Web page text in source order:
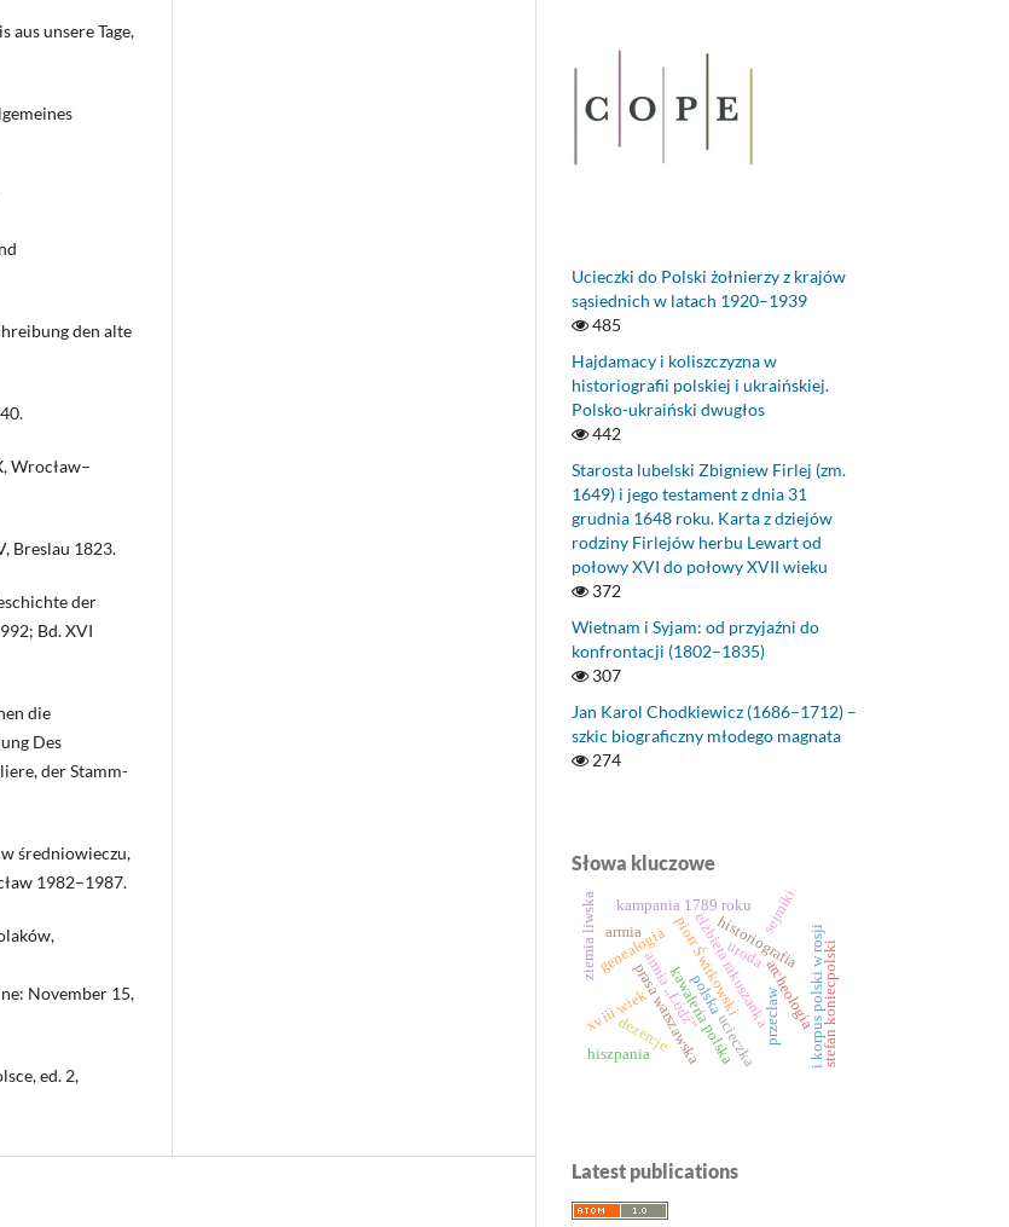
aus unsere Tage,
den alte
Wrocław–
Breslau 1823.
der
Bd. XVI
die
Des
der Stamm-
średniowieczu,
1982–1987.
November 15,
ed. 2,
Ucieczki do Polski żołnierzy z krajów
sąsiednich w latach 1920–1939
485
Hajdamacy i koliszczyzna w
historiografii polskiej i ukraińskiej.
Polsko-ukraiński dwugłos
442
Starosta lubelski Zbigniew Firlej (zm.
1649) i jego testament z dnia 31
grudnia 1648 roku. Karta z dziejów
rodziny Firlejów herbu Lewart od
połowy XVI do połowy XVII wieku
372
Wietnam i Syjam: od przyjaźni do
konfrontacji (1802–1835)
307
Jan Karol Chodkiewicz (1686–1712) –
szkic biograficzny młodego magnata
274
Słowa kluczowe
elżbieta rakuszanka
uroda
historiografia
archeologia
kampania 1789 roku
piotr Świtkowski
prasa warszawska
xviii wiek polska
kawaleria polska i korpus polski w rosji
armia „Łódź” przecław stefan koniecpolski
genealogia
dezercje ucieczka
armia
ziemia liwska sejmiki
hiszpania
Latest publications